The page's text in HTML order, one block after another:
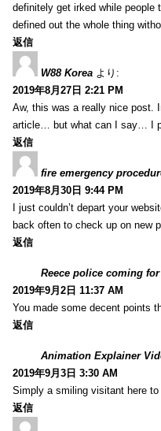
definitely get irked while people
defined out the whole thing
返信
W88 Korea より:
2019年8月27日 2:21 PM
Aw, this was a really nice post.
article… but what can I say… I
返信
fire emergency
2019年8月30日 9:44 PM
I just couldn’t depart your
back often to check up on new
返信
Reece police coming
2019年9月2日 11:37 AM
You made some decent points
返信
Animation Explainer
2019年9月3日 3:30 AM
Simply a smiling visitant here
返信